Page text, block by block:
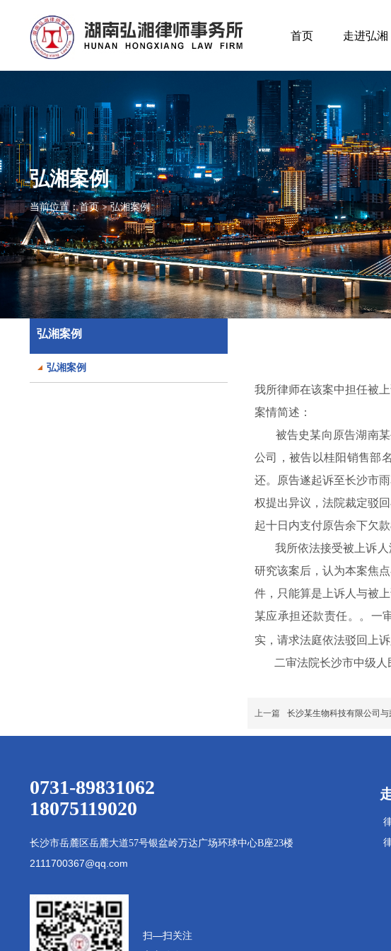
首页 走进弘湘
弘湘案例
当前位置：首页 > 弘湘案例
弘湘案例
弘湘案例
我所律师在该案中担任被
案情简述：
被告史某向原告湖南某
公司，被告以桂阳销售部
还。原告遂起诉至长沙市
权提出异议，法院裁定驳
起十日内支付原告余下欠
我所依法接受被上诉人
研究该案后，认为本案焦
件，只能算是上诉人与被
某应承担还款责任。。一
实，请求法庭依法驳回上
二审法院长沙市中级人
上一篇 长沙某生物科技有限公司
长沙市岳麓区岳麓大道57号银盆岭万达广场环球中心B座23楼
2111700367@qq.com
0731-89831062
18075119020
扫—扫关注